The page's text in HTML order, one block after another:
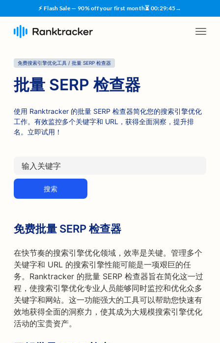
⚡ Flash Sale — 90% off your first month⏳ 00:29:45→
免费搜索引擎优化工具 / 批量 SERP 检查器
批量 SERP 检查器
使用 Ranktracker 的批量 SERP 检查器简化您的搜索引擎优化
工作。有效监控多个关键字和 URL，获得全面洞察，提升排
名。立即试用！
搜索
免费批量 SERP 检查器
在快节奏的搜索引擎优化领域，效率是关键。管理多个
关键字和 URL 的搜索引擎性能可能是一项艰巨的任
务。Ranktracker 的批量 SERP 检查器旨在简化这一过
程，使搜索引擎优化专业人员能够同时监控和优化众多
关键字和网站。这一功能强大的工具可以帮助您快速有
效地获得全面的洞察力，使其成为大规模搜索引擎优化
活动的宝贵资产。